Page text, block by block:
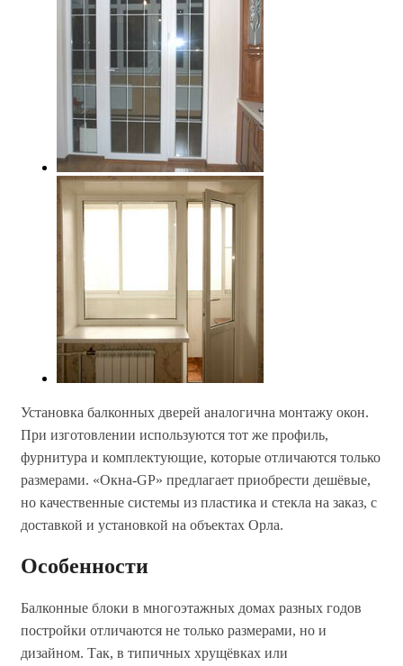
Установка балконных дверей аналогична монтажу окон.
При изготовлении используются тот же профиль,
фурнитура и комплектующие, которые отличаются только
размерами. «Окна-GP» предлагает приобрести дешёвые,
но качественные системы из пластика и стекла на заказ, с
доставкой и установкой на объектах Орла.
Особенности
Балконные блоки в многоэтажных домах разных годов
постройки отличаются не только размерами, но и
дизайном. Так, в типичных хрущёвках или